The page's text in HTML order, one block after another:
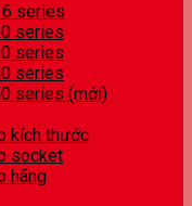
series
series
series
series
series (mới)
kích thước
socket
hãng